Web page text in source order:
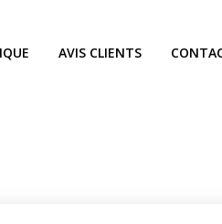
AVIS CLIENTS